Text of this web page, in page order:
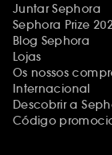
Juntar Sephora
Sephora Prize
Blog Sephora
Lojas
Os nossos
Internacional
Descobrir a
Código